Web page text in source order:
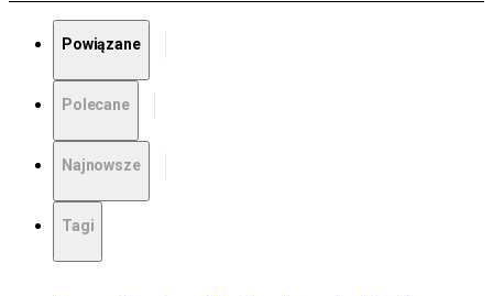
Powiązane
Polecane
Najnowsze
Tagi